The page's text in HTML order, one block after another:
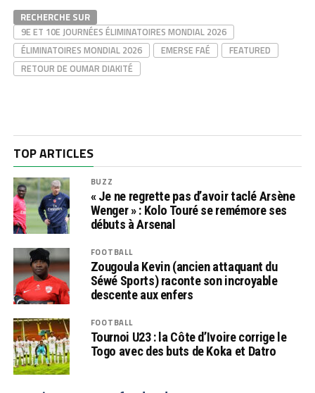
RECHERCHE SUR
9E ET 10E JOURNÉES ÉLIMINATOIRES MONDIAL 2026
ÉLIMINATOIRES MONDIAL 2026
EMERSE FAÉ
FEATURED
RETOUR DE OUMAR DIAKITÉ
TOP ARTICLES
BUZZ
« Je ne regrette pas d’avoir taclé Arsène
Wenger » : Kolo Touré se remémore ses
débuts à Arsenal
FOOTBALL
Zougoula Kevin (ancien attaquant du
Séwé Sports) raconte son incroyable
descente aux enfers
FOOTBALL
Tournoi U23 : la Côte d’Ivoire corrige le
Togo avec des buts de Koka et Datro